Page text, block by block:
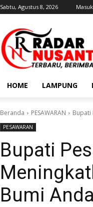
Sabtu, Agustus 8, 2026
HOME LAMPUNG
Beranda PESAWARAN Bupati
PESAWARAN
Bupati
Bumi